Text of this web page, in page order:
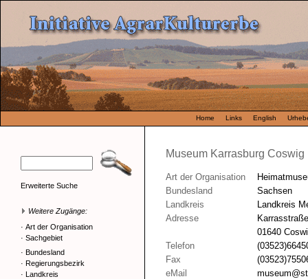
Home Links English
Erweiterte Suche
Weitere Zugänge:
· Art der Organisation
· Sachgebiet
· Bundesland
· Regierungsbezirk
· Landkreis
Museum Karrasburg Coswig
Art der Organisation
Bundesland
Sachsen
Landkreis
Landkreis
Adresse
01640
Telefon
Fax
eMail